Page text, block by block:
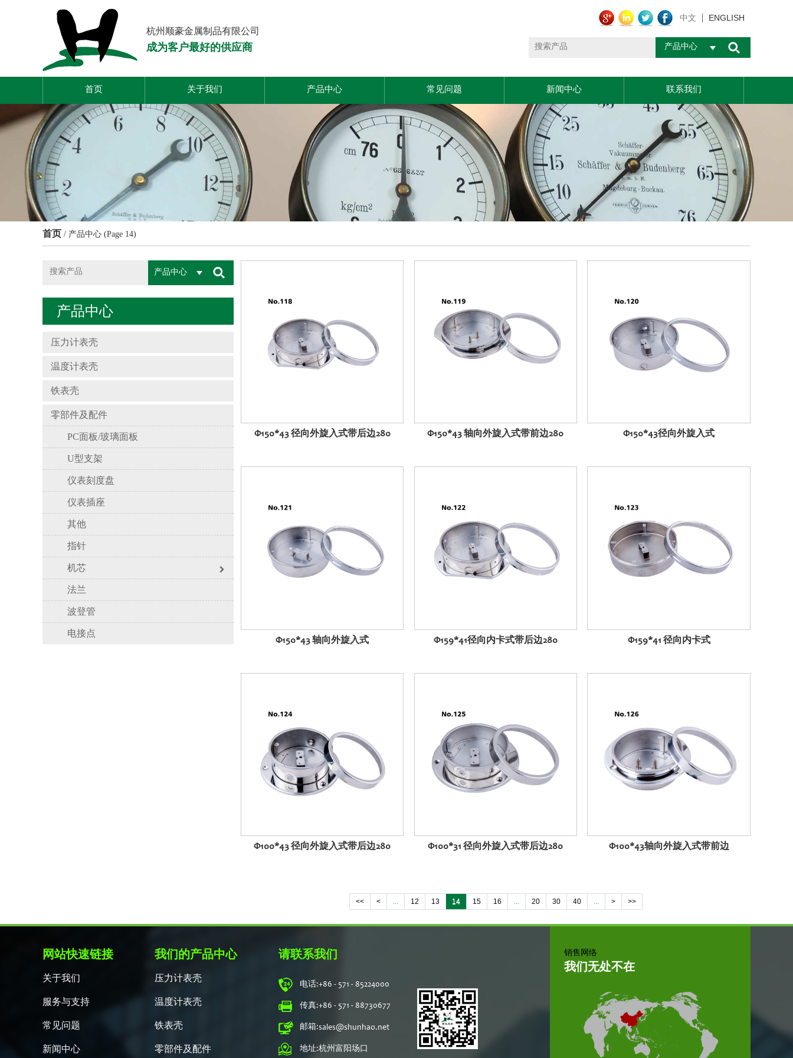
杭州顺豪金属制品有限公司
成为客户最好的供应商
中文 ENGLISH
产品中心
首页 关于我们 产品中心 常见问题 新闻中心 联系我们
首页 / 产品中心 (Page 14)
产品中心
产品中心
压力计表壳
温度计表壳
铁表壳
零部件及配件
PC面板/玻璃面板
U型支架
仪表刻度盘
仪表插座
其他
指针
机芯
法兰
波登管
电接点
Φ150*43 径向外旋入式带后边280 Φ150*43 轴向外旋入式带前边280 Φ150*43径向外旋入式
Φ150*43 轴向外旋入式 Φ159*41径向内卡式带后边280 Φ159*41 径向内卡式
Φ100*43 径向外旋入式带后边280 Φ100*31 径向外旋入式带后边280 Φ100*43轴向外旋入式带前边
<< < ... 12 13 14 15 16 ... 20 30 40 ... > >>
网站快速链接
关于我们
服务与支持
常见问题
新闻中心
我们的产品中心
压力计表壳
温度计表壳
铁表壳
零部件及配件
请联系我们
电话:+86 - 571 - 85224000
传真:+86 - 571 - 88730677
邮箱:sales@shunhao.net
地址:杭州富阳场口
销售网络
我们无处不在